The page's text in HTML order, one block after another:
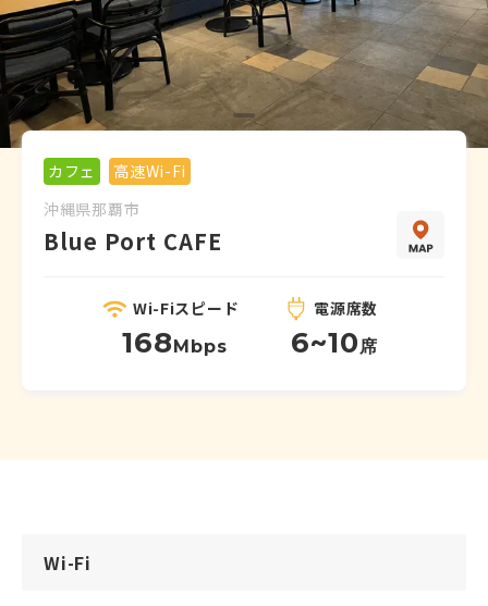
カフェ
高速Wi-Fi
沖縄県那覇市
Blue Port CAFE
Wi-Fiスピード
168Mbps
電源席数
6~10席
Wi-Fi